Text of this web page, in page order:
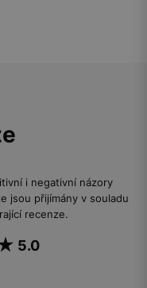
i negativní názory
jsou přijímány v souladu
recenze.
5.0